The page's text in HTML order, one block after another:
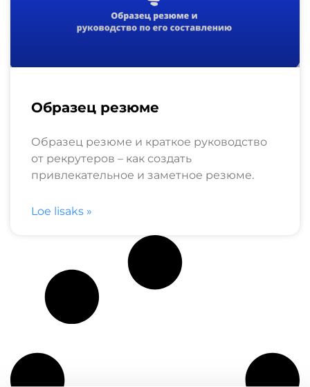
Образец резюме
Образец резюме и краткое руководство
от рекрутеров – как создать
привлекательное и заметное резюме.
Loe lisaks »